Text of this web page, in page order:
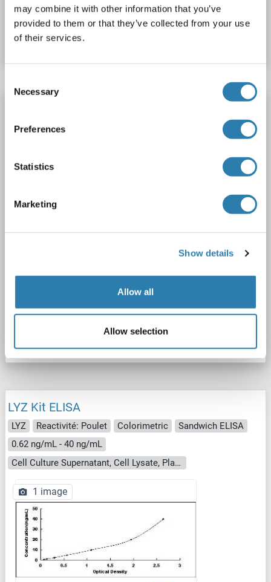
may combine it with other information that you’ve
provided to them or that they’ve collected from your use
of their services.
Selection
Necessary
Preferences
Statistics
Marketing
Show details
Allow all
Allow selection
N° du produit ABIN6957598
Fiche technique
LYZ Reactivité: Humain
Sandwich ELISA
1 image
N° du produit ABIN6957596
LYZ Kit ELISA
LYZ Reactivité: Poulet Colorimetric
Sandwich ELISA
0.62 ng/mL - 40 ng/mL
Cell Culture Supernatant, Cell Lysate, Plasma, Serum, Tissue Homogenate
1 image